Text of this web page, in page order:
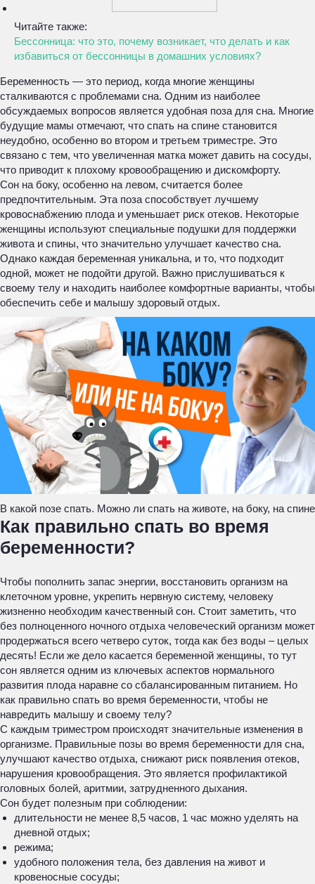
Читайте также:
Бессонница: что это, почему возникает, что делать и как
избавиться от бессонницы в домашних условиях?
Беременность — это период, когда многие женщины
сталкиваются с проблемами сна. Одним из наиболее
обсуждаемых вопросов является удобная поза для сна. Многие
будущие мамы отмечают, что спать на спине становится
неудобно, особенно во втором и третьем триместре. Это
связано с тем, что увеличенная матка может давить на сосуды,
что приводит к плохому кровообращению и дискомфорту.
Сон на боку, особенно на левом, считается более
предпочтительным. Эта поза способствует лучшему
кровоснабжению плода и уменьшает риск отеков. Некоторые
женщины используют специальные подушки для поддержки
живота и спины, что значительно улучшает качество сна.
Однако каждая беременная уникальна, и то, что подходит
одной, может не подойти другой. Важно прислушиваться к
своему телу и находить наиболее комфортные варианты, чтобы
обеспечить себе и малышу здоровый отдых.
В какой позе спать. Можно ли спать на животе, на боку, на спине
Как правильно спать во время
беременности?
Чтобы пополнить запас энергии, восстановить организм на
клеточном уровне, укрепить нервную систему, человеку
жизненно необходим качественный сон. Стоит заметить, что
без полноценного ночного отдыха человеческий организм может
продержаться всего четверо суток, тогда как без воды – целых
десять! Если же дело касается беременной женщины, то тут
сон является одним из ключевых аспектов нормального
развития плода наравне со сбалансированным питанием. Но
как правильно спать во время беременности, чтобы не
навредить малышу и своему телу?
С каждым триместром происходят значительные изменения в
организме. Правильные позы во время беременности для сна,
улучшают качество отдыха, снижают риск появления отеков,
нарушения кровообращения. Это является профилактикой
головных болей, аритмии, затрудненного дыхания.
Сон будет полезным при соблюдении:
длительности не менее 8,5 часов, 1 час можно уделять на
дневной отдых;
режима;
удобного положения тела, без давления на живот и
кровеносные сосуды;